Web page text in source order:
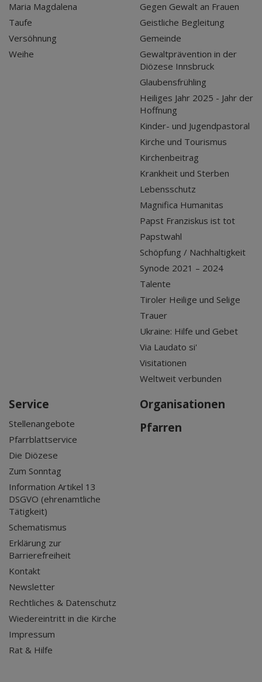
Maria Magdalena
Taufe
Versöhnung
Weihe
Gegen Gewalt an Frauen
Geistliche Begleitung
Gemeinde
Gewaltprävention in der
Diözese Innsbruck
Glaubensfrühling
Heiliges Jahr 2025 - Jahr der
Hoffnung
Kinder- und Jugendpastoral
Kirche und Tourismus
Kirchenbeitrag
Krankheit und Sterben
Lebensschutz
Magnifica Humanitas
Papst Franziskus ist tot
Papstwahl
Schöpfung / Nachhaltigkeit
Synode 2021 – 2024
Talente
Tiroler Heilige und Selige
Trauer
Ukraine: Hilfe und Gebet
Via Laudato si'
Visitationen
Weltweit verbunden
Service
Stellenangebote
Pfarrblattservice
Die Diözese
Zum Sonntag
Information Artikel 13
DSGVO (ehrenamtliche
Tätigkeit)
Schematismus
Erklärung zur
Barrierefreiheit
Kontakt
Newsletter
Rechtliches & Datenschutz
Wiedereintritt in die Kirche
Impressum
Rat & Hilfe
Organisationen
Pfarren